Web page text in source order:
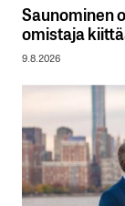
Saunominen
omistaja
9.8.2026